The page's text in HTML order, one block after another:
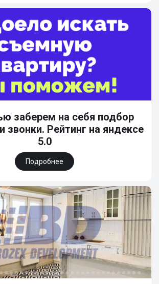
заберем на себя подбор
звонки. Рейтинг на яндексе
5.0
Подробнее